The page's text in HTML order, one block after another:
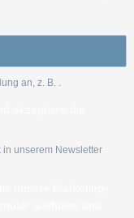
an, z. B.
unserem Newsletter